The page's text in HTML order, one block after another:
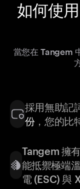
如何使
當您在 Tangem
採用無助記
份，您的比
Tangem 擁有
能抵禦極端
電 (ESC) 與 X